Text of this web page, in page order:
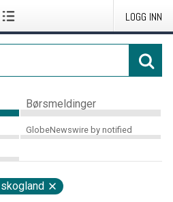
LOGG INN
Børsmeldinger
GlobeNewswire by notified